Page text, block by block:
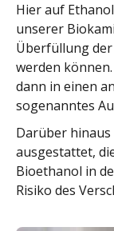
Hier auf
unserer
Überfüllung
werden
dann in einen
sogenanntes
Darüber
ausgestattet,
Bioethanol in
Risiko des